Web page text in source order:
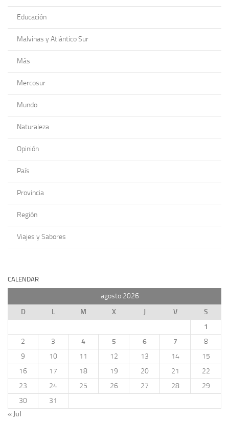
Educación
Malvinas y Atlántico Sur
Más
Mercosur
Mundo
Naturaleza
Opinión
País
Provincia
Región
Viajes y Sabores
CALENDAR
agosto 2026
D
L M X J V
S
1
2
3 4 5 6 7
8
9
10 11 12 13 14
15
16
17 18 19 20 21
22
23
24 25 26 27 28
29
30
31
« Jul